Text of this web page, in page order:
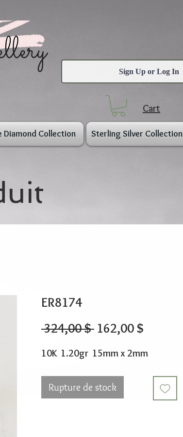
Sign Up or Log In
Cart
Diamond Collection Sterling Silver Collection
ER8174
324,00 $ Prix
162,00 $
10K 1.20gr 15mm x 2mm
Rupture de stock